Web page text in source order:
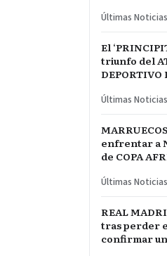
Últimas Noticias
El
triunfo del
DEPORTIVO
Últimas Noticias
enfrentar a
de COPA
reservado
Últimas Noticias
REAL
tras perder
confirmar